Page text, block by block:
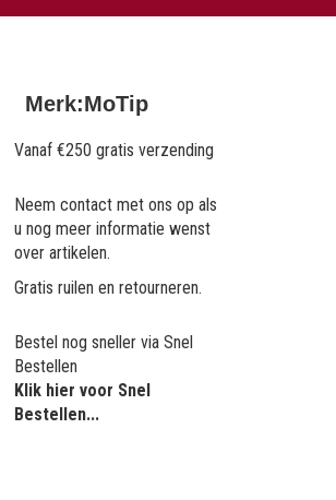
Merk:MoTip
Vanaf €250 gratis verzending
Neem contact met ons op als
u nog meer informatie wenst
over artikelen.
Gratis ruilen en retourneren.
Bestel nog sneller via Snel
Bestellen
Klik hier voor Snel
Bestellen...